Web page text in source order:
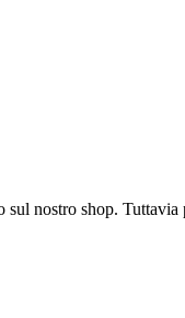
nostro shop.